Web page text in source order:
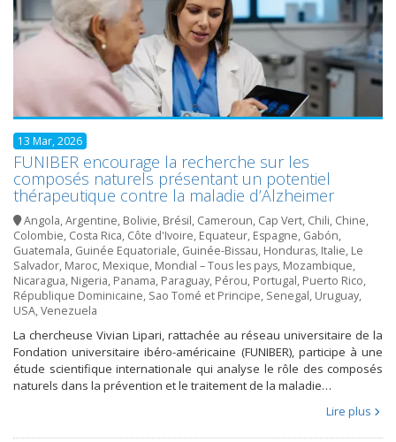
13 Mar, 2026
FUNIBER encourage la recherche sur les
composés naturels présentant un potentiel
thérapeutique contre la maladie d’Alzheimer
Angola,Argentine, Bolivie, Brésil, Cameroun, Cap Vert, Chili, Chine,
Colombie, Costa Rica, Côte d'Ivoire, Equateur, Espagne, Gabón,
Guatemala, Guinée Equatoriale, Guinée-Bissau, Honduras, Italie, Le
Salvador, Maroc, Mexique, Mondial – Tous les pays, Mozambique,
Nicaragua, Nigeria, Panama, Paraguay, Pérou, Portugal, Puerto Rico,
République Dominicaine, Sao Tomé et Principe, Senegal, Uruguay,
USA,Venezuela
La chercheuse Vivian Lipari, rattachée au réseau universitaire de la
Fondation universitaire ibéro-américaine (FUNIBER), participe à une
étude scientifique internationale qui analyse le rôle des composés
naturels dans la prévention et le traitement de la maladie…
Lire plus